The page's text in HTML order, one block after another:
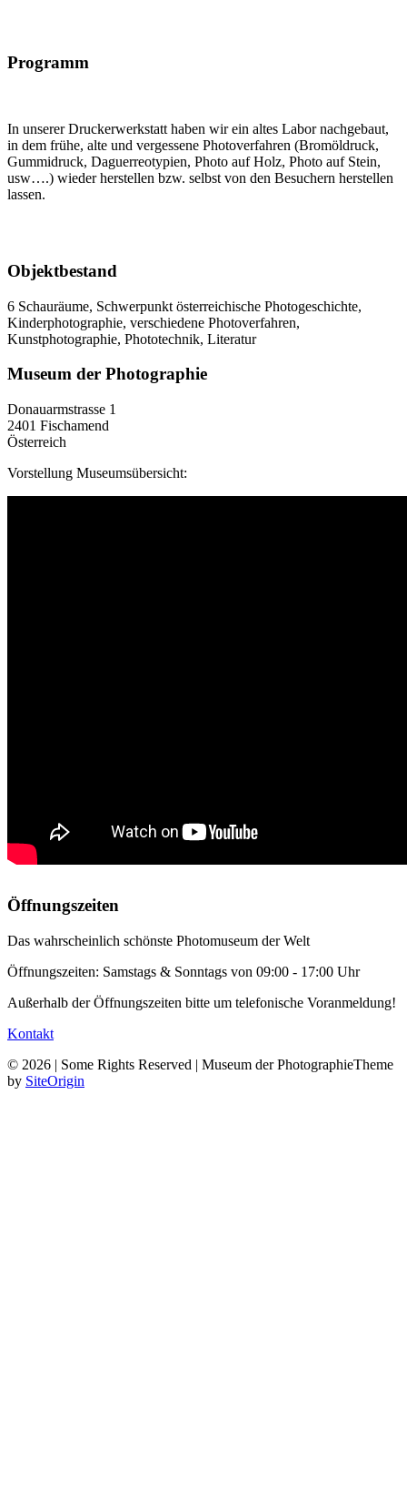
Programm
In unserer Druckerwerkstatt haben wir ein altes Labor nachgebaut,
in dem frühe, alte und vergessene Photoverfahren (Bromöldruck,
Gummidruck, Daguerreotypien, Photo auf Holz, Photo auf Stein,
usw….) wieder herstellen bzw. selbst von den Besuchern herstellen
lassen.
Objektbestand
6 Schauräume, Schwerpunkt österreichische Photogeschichte,
Kinderphotographie, verschiedene Photoverfahren,
Kunstphotographie, Phototechnik, Literatur
Museum der Photographie
Donauarmstrasse 1
2401 Fischamend
Österreich
Vorstellung Museumsübersicht:
Öffnungszeiten
Das wahrscheinlich schönste Photomuseum der Welt
Öffnungszeiten: Samstags & Sonntags von 09:00 - 17:00 Uhr
Außerhalb der Öffnungszeiten bitte um telefonische Voranmeldung!
Kontakt
© 2026 | Some Rights Reserved | Museum der PhotographieTheme
by SiteOrigin